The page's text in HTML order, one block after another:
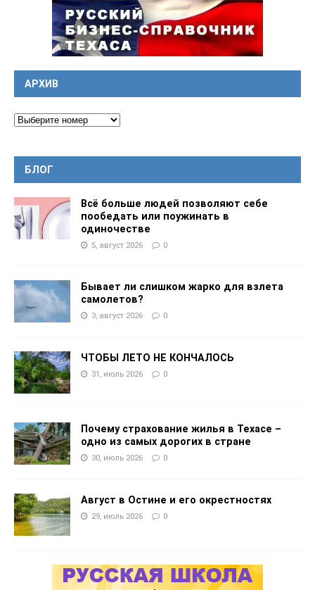
АРХИВ
БЛОГ
Всё больше людей позволяют себе
пообедать или поужинать в
одиночестве
5, август 2026 0
Бывает ли слишком жарко для взлета
самолетов?
3, август 2026 0
ЧТОБЫ ЛЕТО НЕ КОНЧАЛОСЬ
31, июль 2026 0
Почему страхование жилья в Техасе –
одно из самых дорогих в стране
30, июль 2026 0
Август в Остине и его окрестностях
29, июль 2026 0